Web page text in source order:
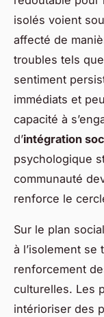
isolés voient
affecté de
troubles tels
sentiment
immédiats et
capacité à
d’intégration
psychologique
communauté
renforce le
Sur le plan
à l’isolement se
renforcement
culturelles. Les
intérioriser des